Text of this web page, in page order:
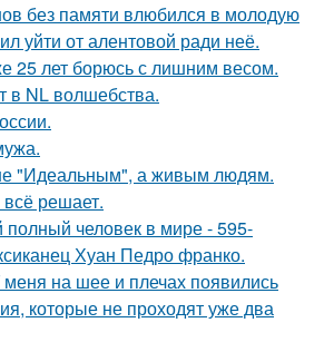
без памяти влюбился в молодую
уйти от алентовой ради неё.
25 лет борюсь с лишним весом.
в NL волшебства.
"Идеальным", а живым людям.
решает.
человек в мире - 595-
Хуан Педро франко.
меня на шее и плечах появились
которые не проходят уже два